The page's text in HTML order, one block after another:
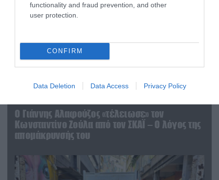
functionality and fraud prevention, and other
user protection.
CONFIRM
Data Deletion Data Access Privacy Policy
Ο Γιάννης Αλαφούζος «τέλειωσε» τον
Κωνσταντίνο Ζούλα από τον ΣΚΑΪ – Ο λόγος της
απομάκρυνσής του